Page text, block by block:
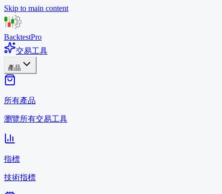
Skip to main content
BacktestPro
交易工具
產品
所有產品
瀏覽所有交易工具
指標
技術指標